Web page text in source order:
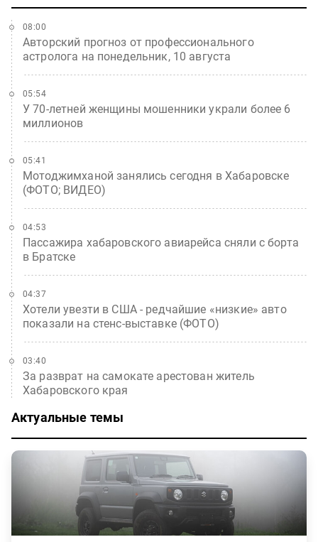
Авторский прогноз от профессионального
астролога на понедельник, 10 августа
08:00
У 70-летней женщины мошенники украли более 6
миллионов
05:54
Мотоджимханой занялись сегодня в Хабаровске
(ФОТО; ВИДЕО)
05:41
Пассажира хабаровского авиарейса сняли с борта
в Братске
04:53
Хотели увезти в США - редчайшие «низкие» авто
показали на стенс-выставке (ФОТО)
04:37
За разврат на самокате арестован житель
Хабаровского края
03:40
Актуальные темы